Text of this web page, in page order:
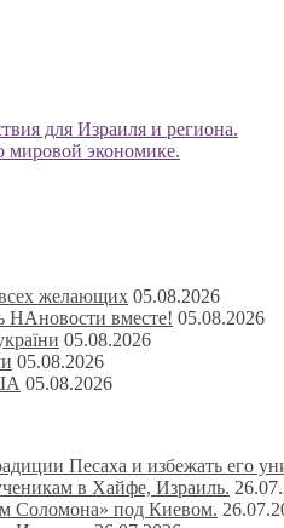
для Израиля и региона.
мировой экономике.
желающих 05.08.2026
НАновости вместе! 05.08.2026
05.08.2026
05.08.2026
05.08.2026
Песаха и избежать его
в Хайфе, Израиль.
Соломона» под Киевом.